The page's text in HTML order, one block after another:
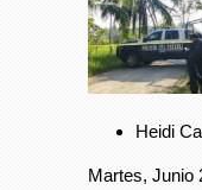
Heidi
Martes, Junio